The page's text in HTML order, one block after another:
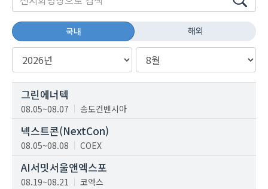
국내 해외
그린에너텍
08.05~08.07 송도컨벤시아
넥스트콘(NextCon)
08.05~08.08 COEX
AI서밋서울앤엑스포
08.19~08.21 코엑스